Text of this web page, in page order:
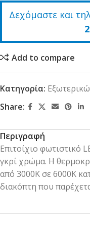
Δεχόμαστε και
Add to compare
Κατηγορία:
Share:
Περιγραφή
Επιτοίχιο φωτιστικό
γκρί χρώμα. Η
από 3000K σε 6000K
διακόπτη που